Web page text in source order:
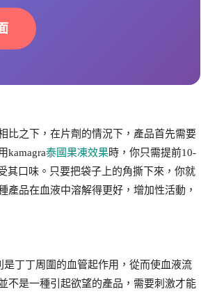
比之下，在片劑的情況下，產品首先需要
kamagra泰國果凍效果時，你只需提前10-
其口味。只要把袋子上的角撕下來，你就
品在血液中溶解得更好，增加性活動，
丁丁周圍的血管起作用，從而使血液流
不是一種引起欲望的產品，需要刺激才能